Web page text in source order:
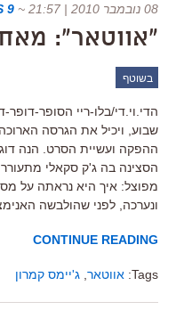
08 נובמבר 2010 | 21:57 ~
9 COMMENTS
"אווטאר":
בשוטף
הדי.וי.די/בלו-ריי הסופר-
שבוע, ויכיל את הגרסה
ההפקה ועשיית הסרט. הנה
הסצינה בה ג'ק סקאלי
מפוצל: איך היא נראתה על
ונערכה, לפני שהולבשה
CONTINUE READING
Tags: אווטאר ג'יימס קמרון